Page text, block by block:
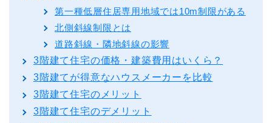
第一種低層住居専用地域では10m制限がある
北側斜線制限とは
道路斜線・隣地斜線の影響
3階建て住宅の価格・建築費用はいくら？
3階建てが得意なハウスメーカーを比較
3階建て住宅のメリット
3階建て住宅のデメリット